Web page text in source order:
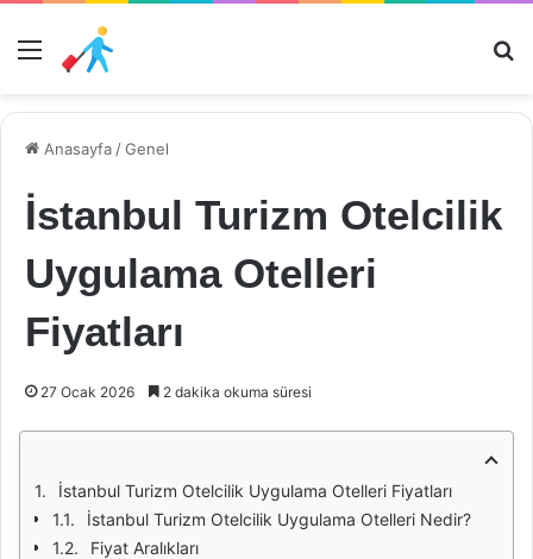
Menü
Anasayfa /Genel
İstanbul Turizm Otelcilik
Uygulama Otelleri
Fiyatları
27 Ocak 2026 2 dakika okuma süresi
İstanbul Turizm Otelcilik Uygulama Otelleri Fiyatları
İstanbul Turizm Otelcilik Uygulama Otelleri Nedir?
Fiyat Aralıkları